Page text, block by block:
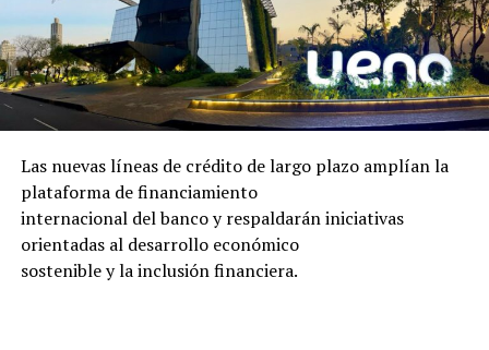
Las nuevas líneas de crédito de largo plazo amplían la
plataforma de financiamiento
internacional del banco y respaldarán iniciativas
orientadas al desarrollo económico
sostenible y la inclusión financiera.